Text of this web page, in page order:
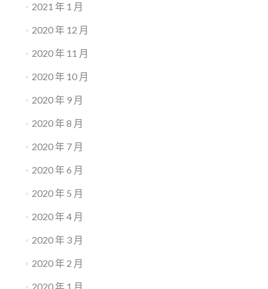
2021 年 1 月
2020 年 12 月
2020 年 11 月
2020 年 10 月
2020 年 9 月
2020 年 8 月
2020 年 7 月
2020 年 6 月
2020 年 5 月
2020 年 4 月
2020 年 3 月
2020 年 2 月
2020 年 1 月